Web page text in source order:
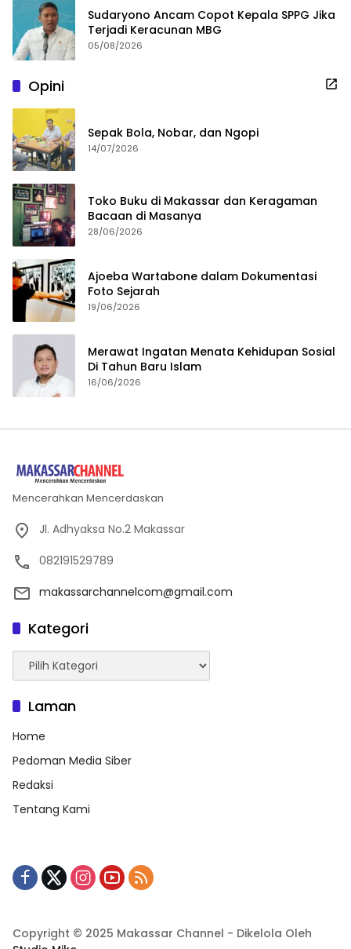
Sudaryono Ancam Copot Kepala SPPG Jika
Terjadi Keracunan MBG
05/08/2026
Opini
Sepak Bola, Nobar, dan Ngopi
14/07/2026
Toko Buku di Makassar dan Keragaman
Bacaan di Masanya
28/06/2026
Ajoeba Wartabone dalam Dokumentasi
Foto Sejarah
19/06/2026
Merawat Ingatan Menata Kehidupan Sosial
Di Tahun Baru Islam
16/06/2026
Mencerahkan Mencerdaskan
Jl. Adhyaksa No.2 Makassar
082191529789
makassarchannelcom@gmail.com
Kategori
Kategori
Laman
Home
Pedoman Media Siber
Redaksi
Tentang Kami
Copyright © 2025 Makassar Channel - Dikelola Oleh